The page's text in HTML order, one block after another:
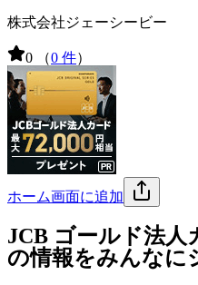
株式会社ジェーシービー
0 （0 件）
ホーム画面に追加
JCB ゴールド法人
の情報をみんなに